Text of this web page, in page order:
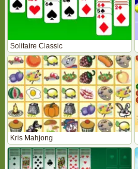
Solitaire Classic
Kris Mahjong